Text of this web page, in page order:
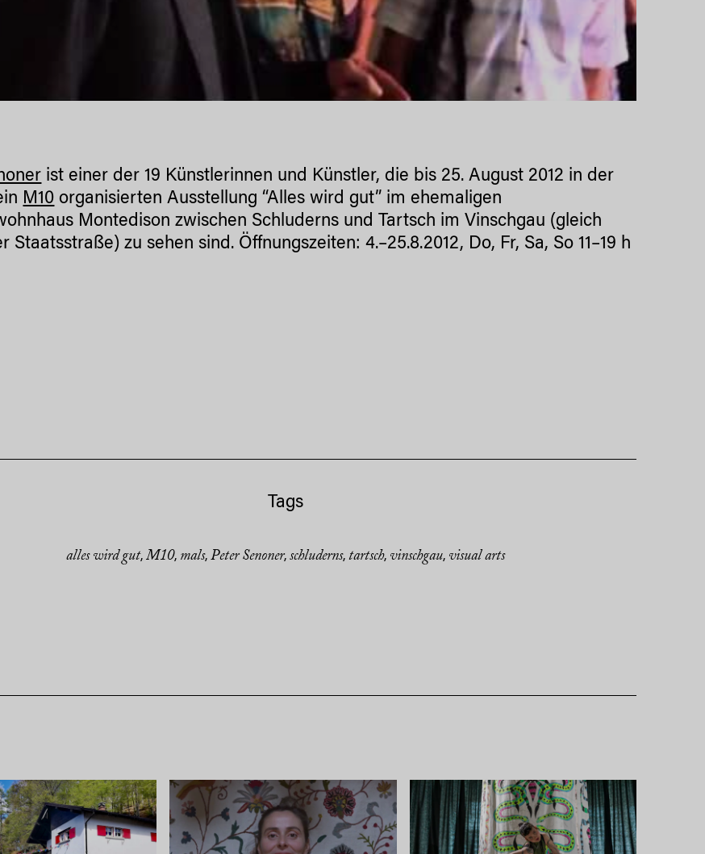
ist einer der 19 Künstlerinnen und Künstler, die bis 25. August 2012 in der
M10 organisierten Ausstellung “Alles wird gut” im ehemaligen
Montedison zwischen Schluderns und Tartsch im Vinschgau (gleich
Staatsstraße) zu sehen sind. Öffnungszeiten: 4.–25.8.2012, Do, Fr, Sa, So 11–19 h
Tags
alles wird gut, M10, mals, Peter Senoner, schluderns, tartsch, vinschgau, visual arts